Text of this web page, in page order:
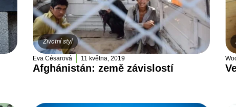
Životní styl
Eva Césarová 11 května, 2019
Afghánistán: země závislostí